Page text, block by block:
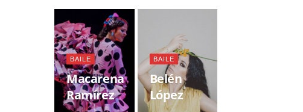
BAILE
Macarena
Ramírez
BAILE
Belén
López